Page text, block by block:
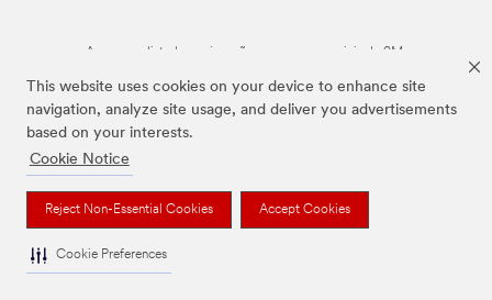
This website uses cookies on your device to enhance site
navigation, analyze site usage, and deliver you advertisements
based on your interests.
Cookie Notice
Reject Non-Essential Cookies Accept Cookies
Cookie Preferences
As marcas listadas a cima são marcas comerciais da 3M.